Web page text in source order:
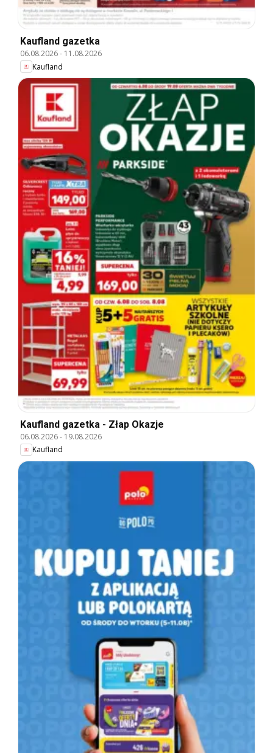
Kaufland gazetka
06.08.2026- 11.08.2026
Kaufland
Kaufland gazetka - Złap Okazje
06.08.2026- 19.08.2026
Kaufland